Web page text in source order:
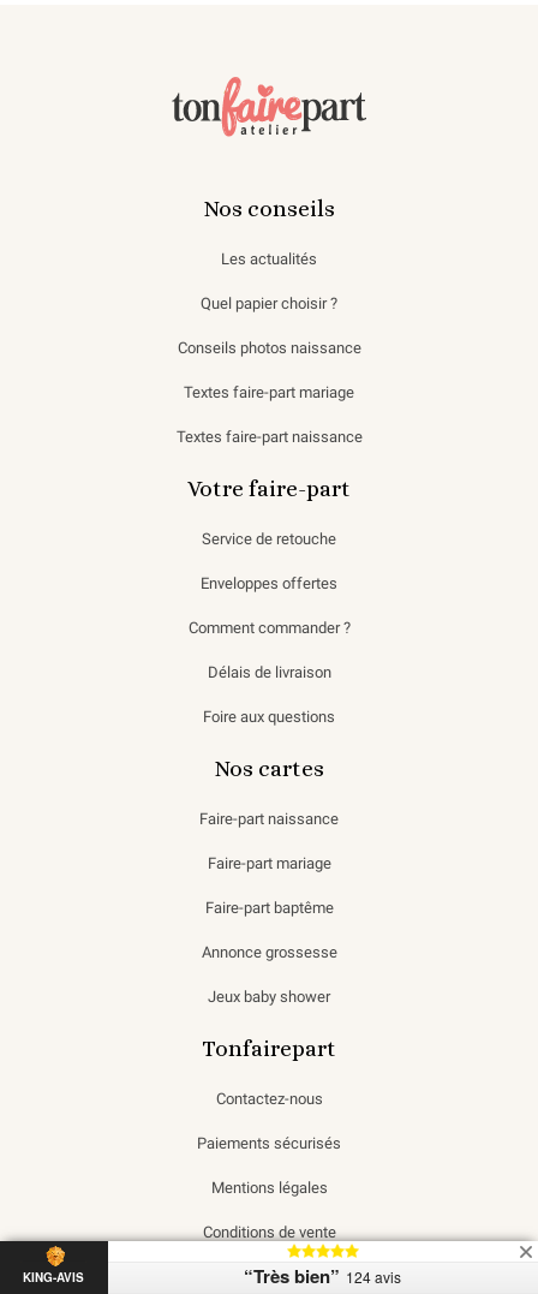
Nos conseils
Les actualités
Quel papier choisir ?
Conseils photos naissance
Textes faire-part mariage
Textes faire-part naissance
Votre faire-part
Service de retouche
Enveloppes offertes
Comment commander ?
Délais de livraison
Foire aux questions
Nos cartes
Faire-part naissance
Faire-part mariage
Faire-part baptême
Annonce grossesse
Jeux baby shower
Tonfairepart
Contactez-nous
Paiements sécurisés
Mentions légales
Conditions de vente
KING-AVIS “Très bien” 124 avis